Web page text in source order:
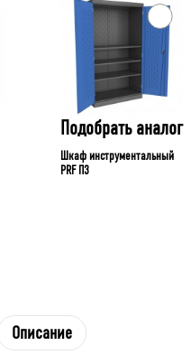
Подобрать аналог
Шкаф инструментальный
PRF П3
Описание